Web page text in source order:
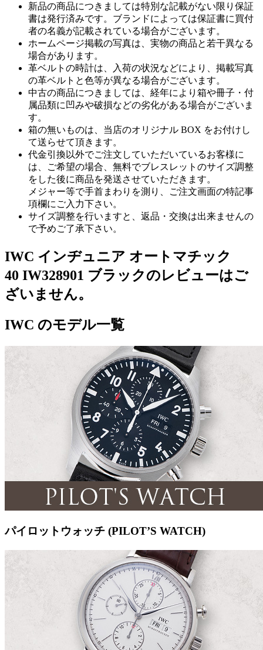
新品の商品につきましては特別な記載がない限り保証
書は発行済みです。ブランドによっては保証書に買付
者の名義が記載されている場合がございます。
ホームページ掲載の写真は、実物の商品と若干異なる
場合があります。
革ベルトの時計は、入荷の状況などにより、掲載写真
の革ベルトと色等が異なる場合がございます。
中古の商品につきましては、経年により箱や冊子・付
属品類に凹みや破損などの劣化がある場合がございま
す。
箱の無いものは、当店のオリジナル BOX をお付けし
て送らせて頂きます。
代金引換以外でご注文していただいているお客様に
は、ご希望の場合、無料でブレスレットのサイズ調整
をした後に商品を発送させていただきます。
メジャー等で手首まわりを測り、ご注文画面の特記事
項欄にご入力下さい。
サイズ調整を行いますと、返品・交換は出来ませんの
で予めご了承下さい。
IWC インヂュニア オートマチック
40 IW328901 ブラックのレビューはご
ざいません。
IWC のモデル一覧
パイロットウォッチ (PILOT’S WATCH)